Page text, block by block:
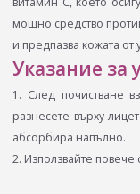
мощно средство
и предпазва кожата
Указание за
1. След почистване
разнесете върху
абсорбира напълно.
2. Използвайте повече